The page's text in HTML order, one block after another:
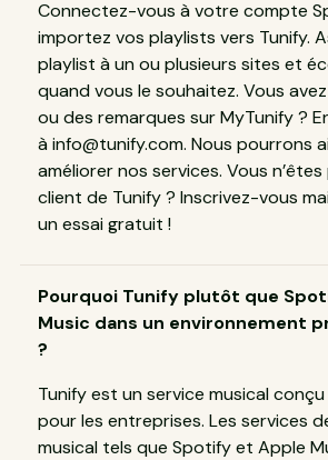
Connectez-vous à votre compte
importez vos playlists vers Tunify.
playlist à un ou plusieurs sites et
quand vous le souhaitez. Vous
ou des remarques sur MyTunify ?
à info@tunify.com. Nous pourrons
améliorer nos services. Vous
client de Tunify ? Inscrivez-vous
un essai gratuit !
Pourquoi Tunify plutôt que
Music dans un environnement
?
Tunify est un service musical
pour les entreprises. Les services
musical tels que Spotify et Apple